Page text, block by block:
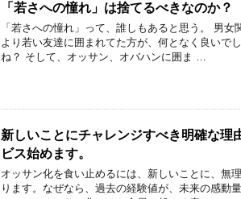
「若さへの憧れ」は捨てるべきなのか？
「若さへの憧れ」って、誰しもあると思う。 男
より若い友達に囲まれてた方が、何となく良いで
ね？ そして、オッサン、オバハンに囲ま …
新しいことにチャレンジすべき明確な理
ビス始めます。
オッサン化を食い止めるには、新しいことに、無
ります。なぜなら、過去の経験値が、未来の感動